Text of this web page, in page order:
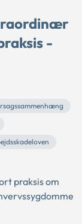
-
praksis om